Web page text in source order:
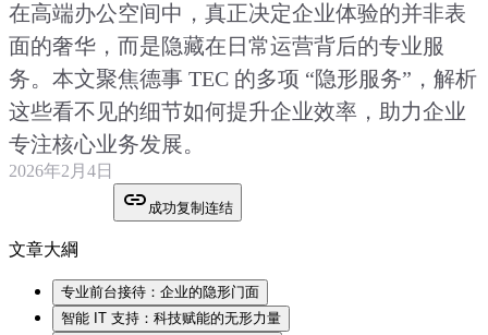
在高端办公空间中，真正决定企业体验的并非表
面的奢华，而是隐藏在日常运营背后的专业服
务。本文聚焦德事 TEC 的多项 “隐形服务”，解析
这些看不见的细节如何提升企业效率，助力企业
专注核心业务发展。
2026年2月4日
成功复制连结
文章大綱
专业前台接待：企业的隐形门面
智能 IT 支持：科技赋能的无形力量